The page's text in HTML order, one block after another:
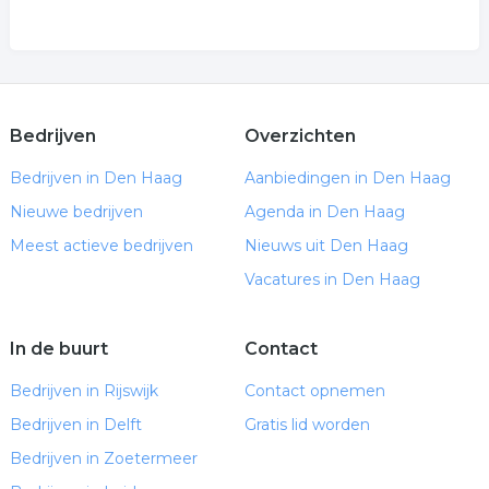
Bedrijven
Bedrijven in Den Haag
Nieuwe bedrijven
Meest actieve bedrijven
Overzichten
Aanbiedingen in Den Haag
Agenda in Den Haag
Nieuws uit Den Haag
Vacatures in Den Haag
In de buurt
Bedrijven in Rijswijk
Bedrijven in Delft
Bedrijven in Zoetermeer
Contact
Contact opnemen
Gratis lid worden